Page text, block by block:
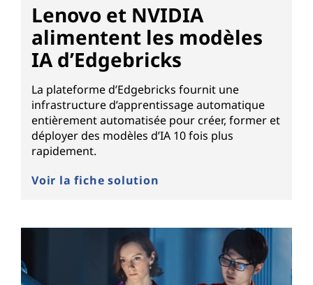
Lenovo et NVIDIA
alimentent les modèles
IA d’Edgebricks
La plateforme d’Edgebricks fournit une
infrastructure d’apprentissage automatique
entièrement automatisée pour créer, former et
déployer des modèles d’IA 10 fois plus
rapidement.
Voir la fiche solution